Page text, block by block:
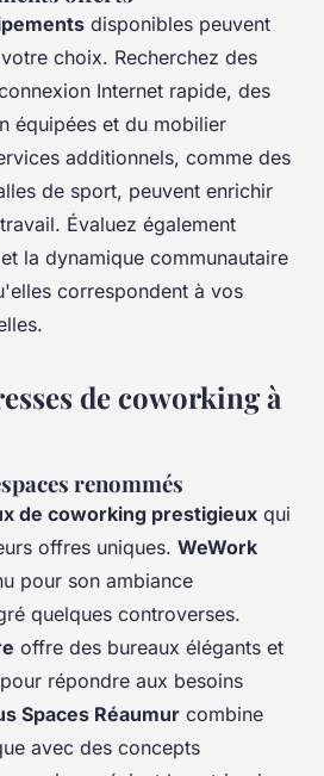
disponibles peuvent
choix. Recherchez des
Internet rapide, des
équipées et du mobilier
additionnels, comme des
de sport, peuvent enrichir
Évaluez également
la dynamique communautaire
correspondent à vos
de coworking à
renommés
de coworking prestigieux qui
offres uniques. WeWork
pour son ambiance
quelques controverses.
offre des bureaux élégants et
répondre aux besoins
Spaces Réaumur combine
avec des concepts